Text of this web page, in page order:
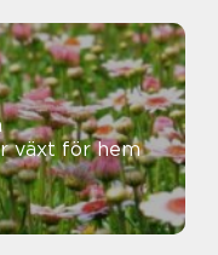
växt för hem